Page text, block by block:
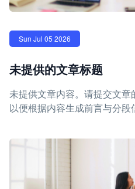
Sun Jul 05 2026
未提供的文章标题
未提供文章内容。请提交文章
以便根据内容生成前言与分段